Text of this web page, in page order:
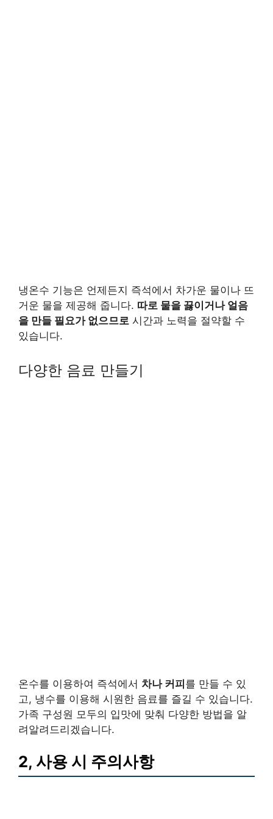
냉온수 기능은 언제든지 즉석에서 차가운 물이나 뜨
거운 물을 제공해 줍니다. 따로 물을 끓이거나 얼음
을 만들 필요가 없으므로 시간과 노력을 절약할 수
있습니다.
다양한 음료 만들기
온수를 이용하여 즉석에서 차나 커피를 만들 수 있
고, 냉수를 이용해 시원한 음료를 즐길 수 있습니다.
가족 구성원 모두의 입맛에 맞춰 다양한 방법을 알
려알려드리겠습니다.
2, 사용 시 주의사항